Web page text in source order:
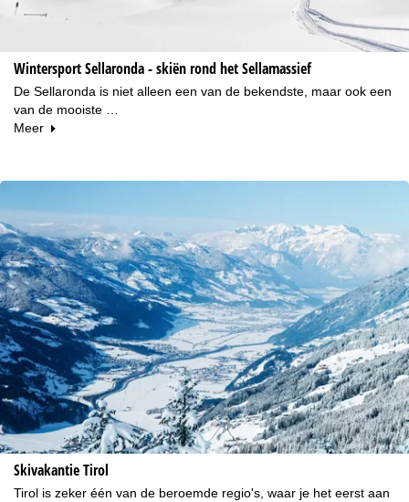
Wintersport Sellaronda - skiën rond het Sellamassief
De Sellaronda is niet alleen een van de bekendste, maar ook een
van de mooiste …
Meer
Skivakantie Tirol
Tirol is zeker één van de beroemde regio's, waar je het eerst aan